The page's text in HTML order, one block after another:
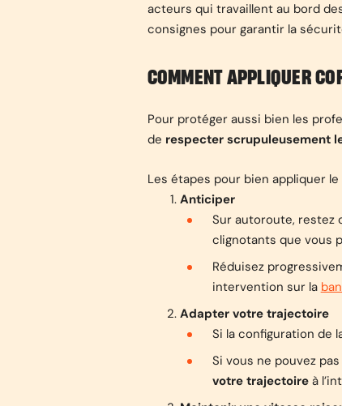
acteurs qui travaillent au bord
consignes pour garantir la
COMMENT APPLIQUER
Pour protéger aussi bien les
de respecter scrupuleusement
Les étapes pour bien appliquer
Anticiper
Sur autoroute, restez
clignotants que vous
Réduisez
intervention sur la
Adapter votre trajectoire
Si la configuration de
Si vous ne pouvez
votre trajectoireà